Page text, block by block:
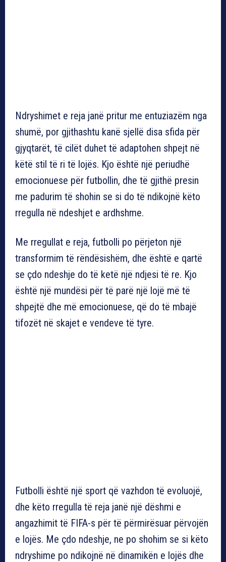
Ndryshimet e reja janë pritur me entuziazëm nga
shumë, por gjithashtu kanë sjellë disa sfida për
gjyqtarët, të cilët duhet të adaptohen shpejt në
këtë stil të ri të lojës. Kjo është një periudhë
emocionuese për futbollin, dhe të gjithë presin
me padurim të shohin se si do të ndikojnë këto
rregulla në ndeshjet e ardhshme.
Me rregullat e reja, futbolli po përjeton një
transformim të rëndësishëm, dhe është e qartë
se çdo ndeshje do të ketë një ndjesi të re. Kjo
është një mundësi për të parë një lojë më të
shpejtë dhe më emocionuese, që do të mbajë
tifozët në skajet e vendeve të tyre.
Futbolli është një sport që vazhdon të evoluojë,
dhe këto rregulla të reja janë një dëshmi e
angazhimit të FIFA-s për të përmirësuar përvojën
e lojës. Me çdo ndeshje, ne po shohim se si këto
ndryshime po ndikojnë në dinamikën e lojës dhe